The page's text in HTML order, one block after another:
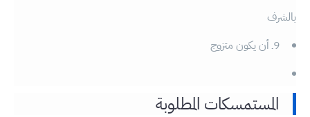
بالشرف
9ـ أن يكون متزوج
المستمسكات المطلوبة